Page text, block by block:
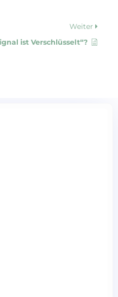
Weiter
ist Verschlüsselt“?